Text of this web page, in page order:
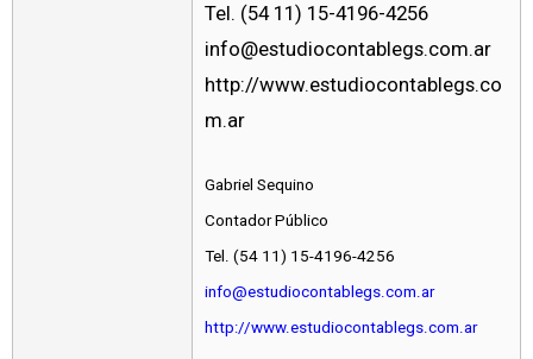
Tel. (54 11) 15-4196-4256
info@estudiocontablegs.com.ar
http://www.estudiocontablegs.co
m.ar
Gabriel Sequino
Contador Público
Tel. (54 11) 15-4196-4256
info@estudiocontablegs.com.ar
http://www.estudiocontablegs.com.ar